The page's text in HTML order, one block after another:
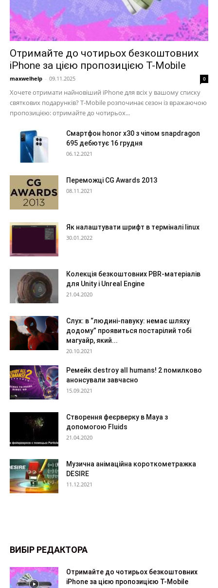
Отримайте до чотирьох безкоштовних
iPhone за цією пропозицією T-Mobile
maxwelhelp - 09.11.2025 0
Хочете отримати найновіший iPhone для всіх у вашому списку
святкових подарунків? T-Mobile розпочинає сезон із вражаючою
пропозицією: отримайте до чотирьох...
Смартфон honor x30 з чіпом snapdragon
695 дебютує 16 грудня
06.12.2021
Переможці CG Awards 2013
08.11.2021
Як налаштувати шрифт в терміналі linux
30.01.2022
Колекція безкоштовних PBR-матеріалів
для Unity і Unreal Engine
21.04.2020
Слух: в “людині-павуку: немає шляху
додому” проявиться постарілий тобі
магуайр, який...
20.10.2021
Ремейк destroy all humans! 2 помилково
анонсували завчасно
15.09.2021
Створення феєрверку в Maya з
допомогою Fluids
21.04.2020
Музична анімаційна короткометражка
DESIRE
11.12.2021
ВИБІР РЕДАКТОРА
Отримайте до чотирьох безкоштовних
iPhone за цією пропозицією T-Mobile